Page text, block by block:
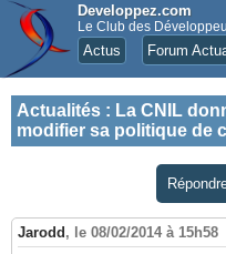
Developpez.com
Le Club des
Actus Forum
Actualités : La CNIL
modifier sa politique de
Jarodd , le 08/02/2014 à 15h58